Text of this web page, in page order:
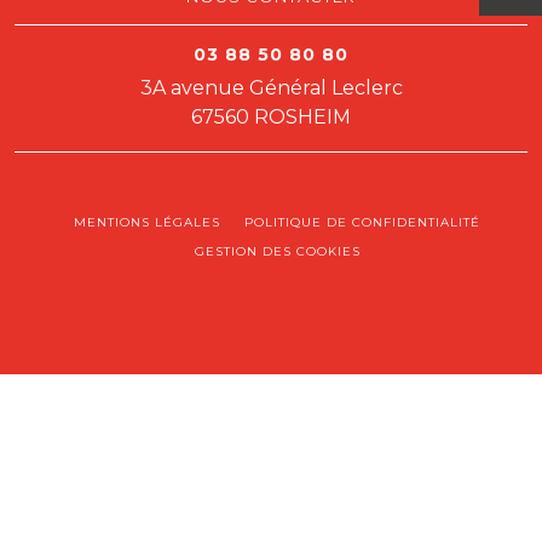
03 88 50 80 80
3A avenue Général Leclerc
67560 ROSHEIM
MENTIONS LÉGALES
POLITIQUE DE CONFIDENTIALITÉ
GESTION DES COOKIES